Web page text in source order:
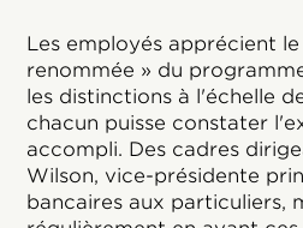
Les employés apprécient
renommée » du
les distinctions à l'échelle
chacun puisse constater
accompli. Des cadres
Wilson, vice-présidente
bancaires aux particuliers,